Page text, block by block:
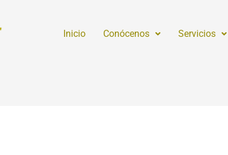
Inicio Conócenos Servicios